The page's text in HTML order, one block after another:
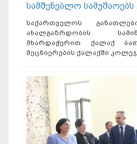
სამშენებლო სამუშაოებს
საქართველოს
ახალგაზრდობის
მხარდაჭერით ქალაქ
მეცნიერების ქალაქში